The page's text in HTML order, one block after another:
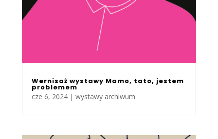
Wernisaż wystawy Mamo, tato, jestem
problemem
cze 6, 2024| wystawy archiwum